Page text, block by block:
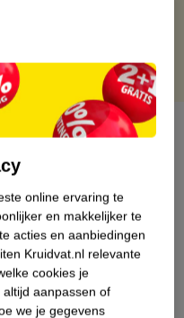
(nog) geen Nature
online ervaring te
en makkelijker te
acties en aanbiedingen
Kruidvat.nl relevante
cookies je
aanpassen of
we je gegevens